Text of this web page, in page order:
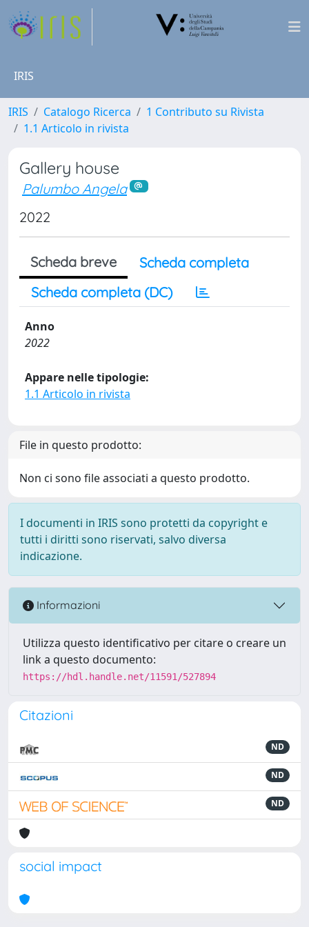
IRIS
IRIS Catalogo Ricerca
1 Contributo su Rivista
1.1 Articolo in rivista
Gallery house
Palumbo Angela
2022
Scheda breve
Scheda completa
Scheda completa (DC)
Anno
2022
Appare nelle tipologie:
1.1 Articolo in rivista
File in questo prodotto:
Non ci sono file associati a questo prodotto.
I documenti in IRIS sono protetti da copyright e
tutti i diritti sono riservati, salvo diversa
indicazione.
Informazioni
Utilizza questo identificativo per citare o creare un
link a questo documento:
https://hdl.handle.net/11591/527894
Citazioni
ND
ND
ND
social impact